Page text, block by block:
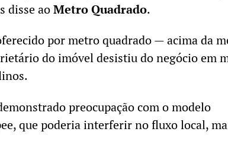
disse aoMetro Quadrado.
por metro quadrado — acima da
do imóvel desistiu do negócio em
preocupação com o modelo
que poderia interferir no fluxo local,